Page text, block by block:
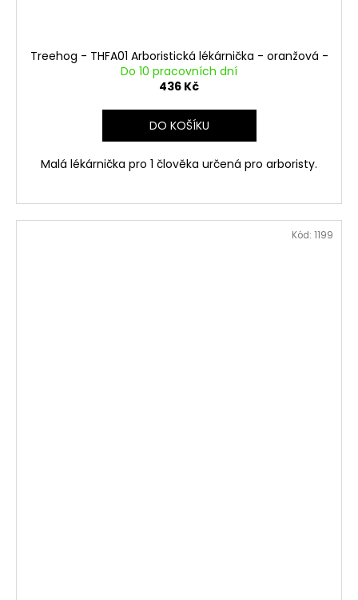
Treehog - THFA01 Arboristická lékárnička - oranžová -
Do 10 pracovních dní
436 Kč
DO KOŠÍKU
Malá lékárnička pro 1 člověka určená pro arboristy.
Kód: 1199